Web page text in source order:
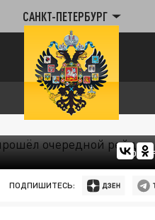
САНКТ-ПЕТЕРБУРГ
ФОТО:
ПОДПИШИТЕСЬ: